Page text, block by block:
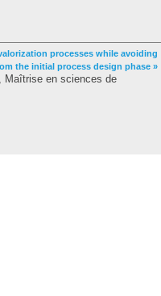
processes while avoiding
the initial process design phase »
Maîtrise en sciences de